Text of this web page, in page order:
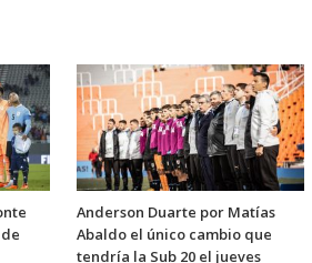
Anderson Duarte por Matías
Abaldo el único cambio que
tendría la Sub 20 el jueves